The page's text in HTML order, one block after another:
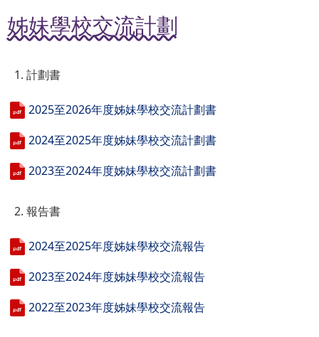
姊妹學校交流計劃
1. 計劃書
2025至2026年度姊妹學校交流計劃書
2024至2025年度姊妹學校交流計劃書
2023至2024年度姊妹學校交流計劃書
2. 報告書
2024至2025年度姊妹學校交流報告
2023至2024年度姊妹學校交流報告
2022至2023年度姊妹學校交流報告